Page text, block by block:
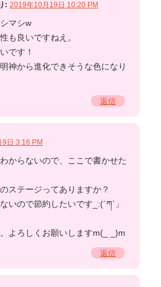
: 2019年10月19日 10:20 PM
マシw
も良いですねえ。
です！
神から進化できそうな色になり
返信
日 3:16 PM
からないので、ここで書かせた
ステージってありますか？
いので節約したいです_:(´ཀ`」
よろしくお願いしますm(_ _)m
返信